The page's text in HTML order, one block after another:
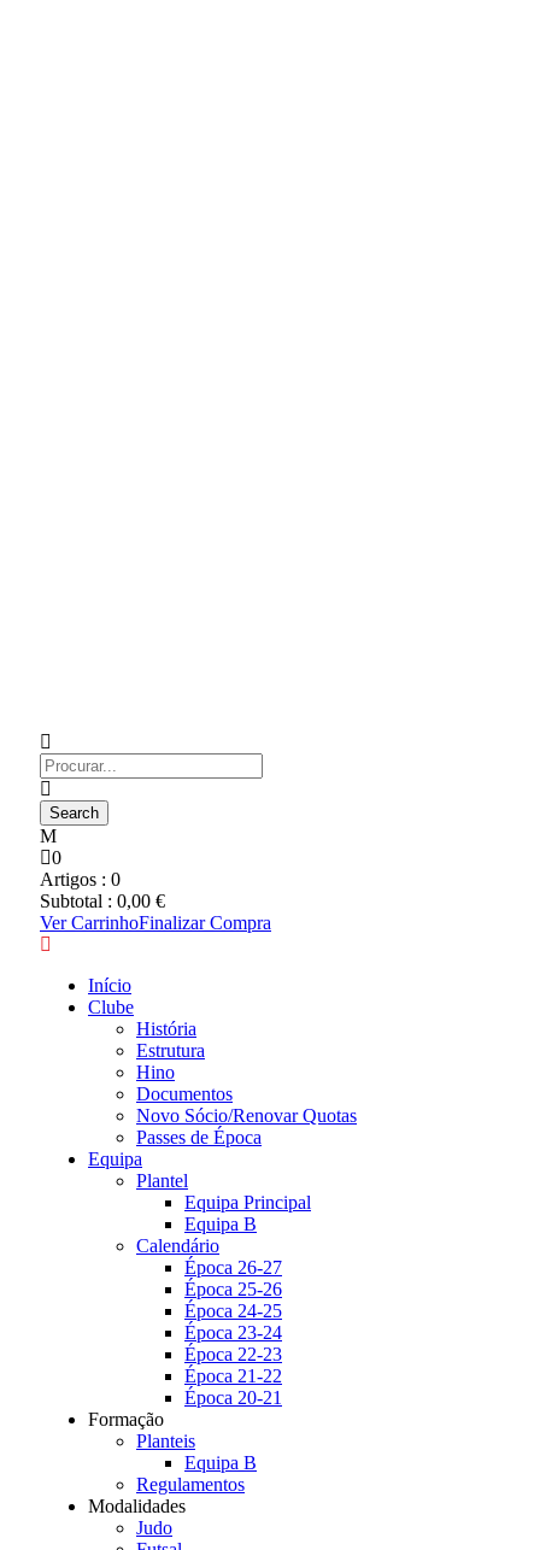
0
Artigos : 0
Subtotal : 0,00 €
Ver CarrinhoFinalizar Compra
Início
Clube
História
Estrutura
Hino
Documentos
Novo Sócio/Renovar Quotas
Passes de Época
Equipa
Plantel
Equipa Principal
Equipa B
Calendário
Época 26-27
Época 25-26
Época 24-25
Época 23-24
Época 22-23
Época 21-22
Época 20-21
Formação
Planteis
Equipa B
Regulamentos
Modalidades
Judo